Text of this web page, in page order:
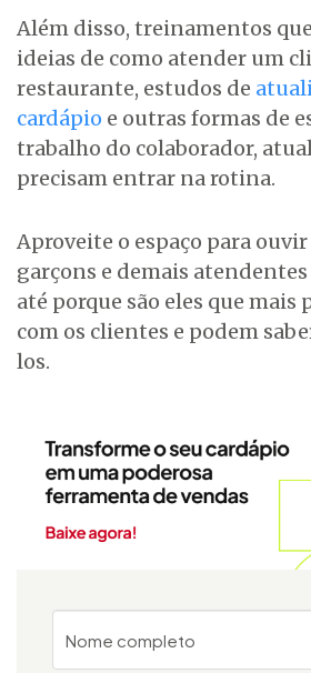
Além disso, treinamentos
ideias de como atender um
restaurante, estudos de
cardápio e outras formas de
trabalho do colaborador,
precisam entrar na rotina.
Aproveite o espaço para ouvir
garçons e demais atendentes
até porque são eles que mais
com os clientes e podem
los.
Nome completo